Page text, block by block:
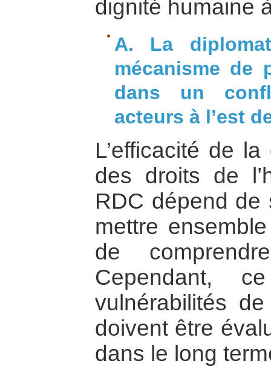
dignité humaine
A. La
mécanisme de
dans un
acteurs à l’est
L’efficacité de
des droits de
RDC dépend de
mettre
de
Cependant,
vulnérabilités
doivent être
dans le long